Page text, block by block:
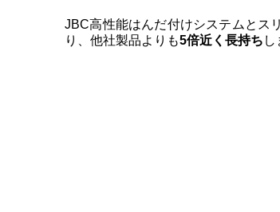
JBC高性能はんだ付けシステムとス
り、他社製品よりも5倍近く長持ち し